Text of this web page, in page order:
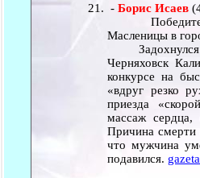
-Борис Исаев
Победитель
Масленицы в
Задохнулся и
Черняховск
конкурсе на
«вдруг резко
приезда
массаж
Причина смерти
что мужчина
подавился.